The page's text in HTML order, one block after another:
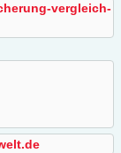
vergleich-